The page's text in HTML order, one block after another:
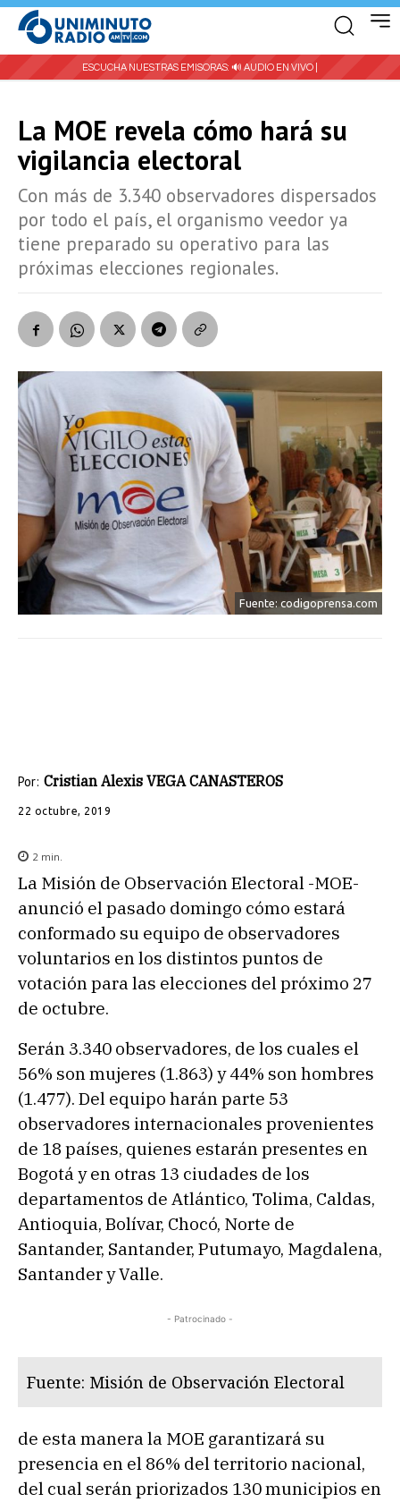
ESCUCHA NUESTRAS EMISORAS: 🔊 AUDIO EN VIVO |
La MOE revela cómo hará su
vigilancia electoral
Con más de 3.340 observadores dispersados
por todo el país, el organismo veedor ya
tiene preparado su operativo para las
próximas elecciones regionales.
Fuente: codigoprensa.com
Por: Cristian Alexis VEGA CANASTEROS
22 octubre, 2019
2 min.
La Misión de Observación Electoral -MOE-
anunció el pasado domingo cómo estará
conformado su equipo de observadores
voluntarios en los distintos puntos de
votación para las elecciones del próximo 27
de octubre.
Serán 3.340 observadores, de los cuales el
56% son mujeres (1.863) y 44% son hombres
(1.477). Del equipo harán parte 53
observadores internacionales provenientes
de 18 países, quienes estarán presentes en
Bogotá y en otras 13 ciudades de los
departamentos de Atlántico, Tolima, Caldas,
Antioquia, Bolívar, Chocó, Norte de
Santander, Santander, Putumayo, Magdalena,
Santander y Valle.
- Patrocinado -
Fuente: Misión de Observación Electoral
de esta manera la MOE garantizará su
presencia en el 86% del territorio nacional,
del cual serán priorizados 130 municipios en